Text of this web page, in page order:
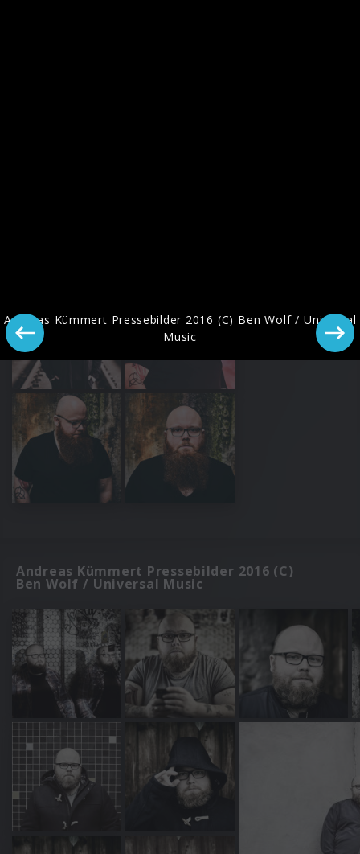
Andreas Kümmert Pressebilder 2016 (C)
Ben Wolf / Universal Music
Andreas Kümmert Pressebilder 2016 (C) Ben Wolf / Universal
Music